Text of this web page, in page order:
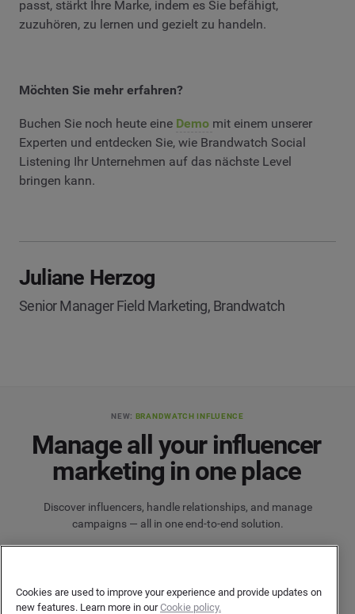
passt, stärkt Ihre Marke, indem es Sie befähigt,
zuzuhören, zu lernen und gezielt zu handeln.
Möchten Sie mehr erfahren?
Buchen Sie noch heute eine Demo mit einem unserer
Experten und entdecken Sie, wie Brandwatch Social
Listening Ihr Unternehmen auf das nächste Level
bringen kann.
Juliane Herzog
Senior Manager Field Marketing, Brandwatch
NEW: BRANDWATCH INFLUENCE
Manage all your influencer
marketing in one place
Discover influencers, handle relationships, and manage
campaigns — all in one end-to-end solution.
Cookies are used to improve your experience and provide updates on
new features. Learn more in ourCookie policy.